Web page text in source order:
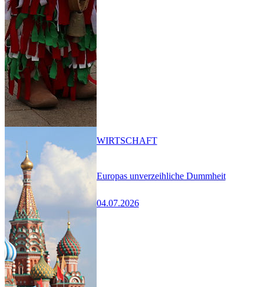
Europas unverzeihliche Dummheit
04.07.2026
WIRTSCHAFT